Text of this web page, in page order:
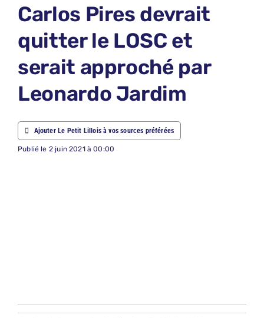
Carlos Pires devrait
quitter le LOSC et
serait approché par
Leonardo Jardim
Ajouter Le Petit Lillois à vos sources préférées
Publié le 2 juin 2021 à 00:00